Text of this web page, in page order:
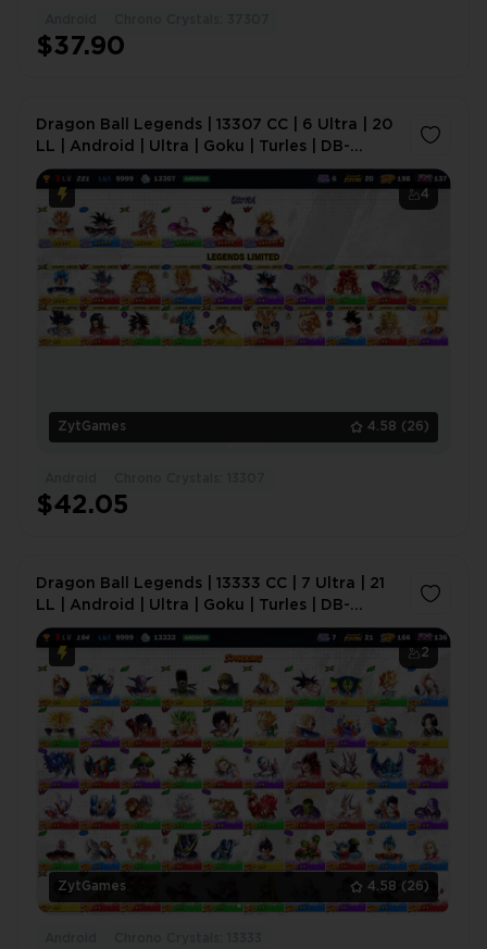
$37.90
4
ZytGames 4.58 (26)
Dragon Ball Legends | 13307 CC | 6 Ultra | 20
LL | Android | Ultra | Goku | Turles | DB-
0BY9N3
$42.05
2
ZytGames 4.58 (26)
Dragon Ball Legends | 13333 CC | 7 Ultra | 21
LL | Android | Ultra | Goku | Turles | DB-
D211EM